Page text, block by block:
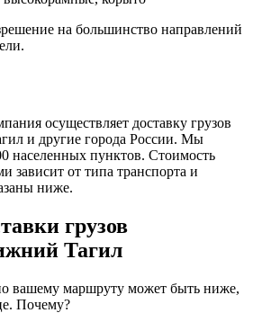
на большинство направлений
осуществляет доставку грузов
и другие города России. Мы
населенных пунктов. Стоимость
зависит от типа транспорта и
ниже.
грузов
Тагил
вашему маршруту может быть ниже,
Почему?